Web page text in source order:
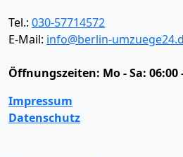
Tel.: 030-57714572
E-Mail: info@berlin-
Öffnungszeiten: Mo - Sa:
Impressum
Datenschutz